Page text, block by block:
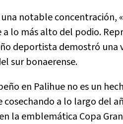
notable
lo más alto del podio.
deportista demostró una
sur bonaerense.
en Palihue no es un
cosechando a lo largo del
la emblemática Copa